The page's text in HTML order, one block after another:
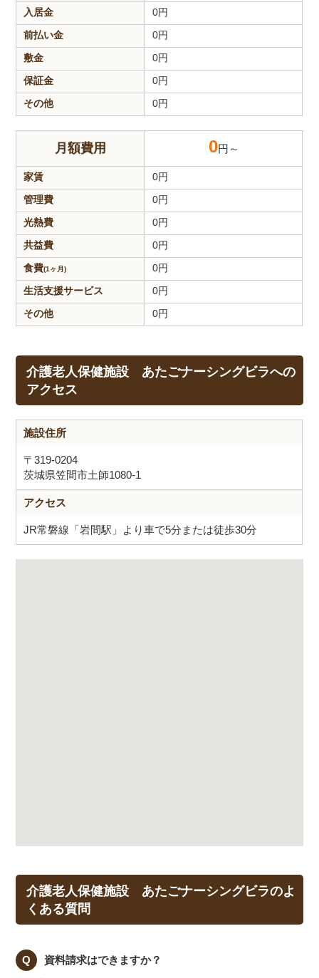
入居金
前払い金
敷金
保証金
その他
0円
0円
0円
0円
0円
月額費用 0円～
家賃
管理費
光熱費
共益費
食費(1ヶ月)
生活支援サービス
その他
0円
0円
0円
0円
0円
0円
0円
介護老人保健施設 あたごナーシングビラへの
アクセス
施設住所
〒319-0204
茨城県笠間市土師1080-1
アクセス
JR常磐線「岩間駅」より車で5分または徒歩30分
介護老人保健施設 あたごナーシングビラのよ
くある質問
資料請求はできますか？